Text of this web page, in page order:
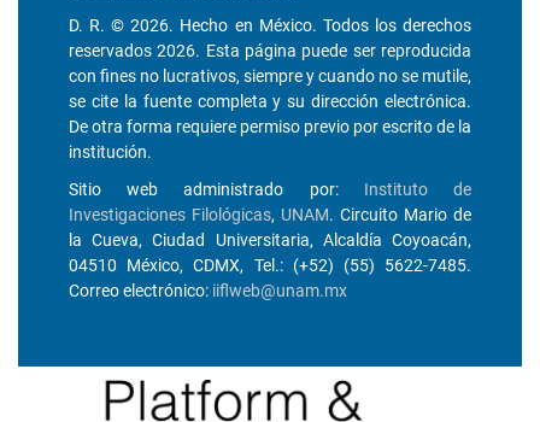
D. R. © 2026. Hecho en México. Todos los derechos
reservados 2026. Esta página puede ser reproducida
con fines no lucrativos, siempre y cuando no se mutile,
se cite la fuente completa y su dirección electrónica.
De otra forma requiere permiso previo por escrito de la
institución.
Sitio web administrado por: Instituto de
Investigaciones Filológicas, UNAM. Circuito Mario de
la Cueva, Ciudad Universitaria, Alcaldía Coyoacán,
04510 México, CDMX, Tel.: (+52) (55) 5622-7485.
Correo electrónico: iiflweb@unam.mx